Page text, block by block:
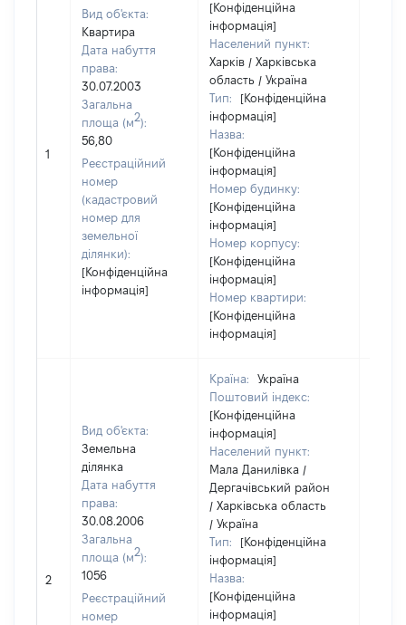
1
Вид об'єкта:
Квартира
Дата набуття
права:
30.07.2003
Загальна
площа (м2):
56,80
Реєстраційний
номер
(кадастровий
номер для
земельної
ділянки):
[Конфіденційна
інформація]
[Конфіденційна
інформація]
Населений пункт:
Харків / Харківська
область / Україна
Тип:
[Конфіденційна
інформація]
Назва:
[Конфіденційна
інформація]
Номер будинку:
[Конфіденційна
інформація]
Номер корпусу:
[Конфіденційна
інформація]
Номер квартири:
[Конфіденційна
інформація]
2
Вид об'єкта:
Земельна
ділянка
Дата набуття
права:
30.08.2006
Загальна
площа (м2):
1056
Реєстраційний
номер
Країна:
Україна
Поштовий індекс:
[Конфіденційна
інформація]
Населений пункт:
Мала Данилівка /
Дергачівський район
/ Харківська область
/ Україна
Тип:
[Конфіденційна
інформація]
Назва:
[Конфіденційна
інформація]